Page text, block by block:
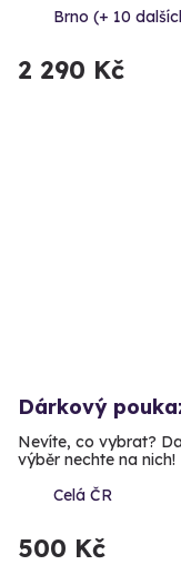
Brno (+ 10
2 290 Kč
Dárkový
Nevíte, co vybrat?
výběr nechte na nich!
Celá ČR
500 Kč